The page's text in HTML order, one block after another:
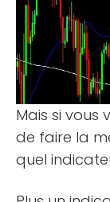
Mais si vous
de faire la
quel